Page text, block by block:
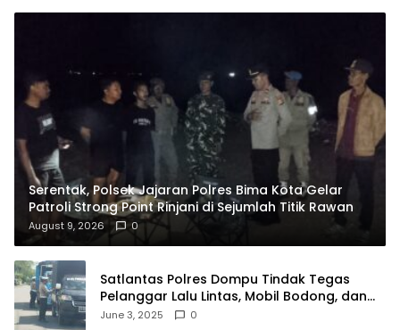
Serentak, Polsek Jajaran Polres Bima Kota Gelar
Patroli Strong Point Rinjani di Sejumlah Titik Rawan
August 9, 2026 0
Satlantas Polres Dompu Tindak Tegas
Pelanggar Lalu Lintas, Mobil Bodong, dan
Kendaraan Tak Bayar Pajak
June 3, 2025 0